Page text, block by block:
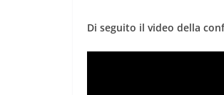
Di seguito il video della